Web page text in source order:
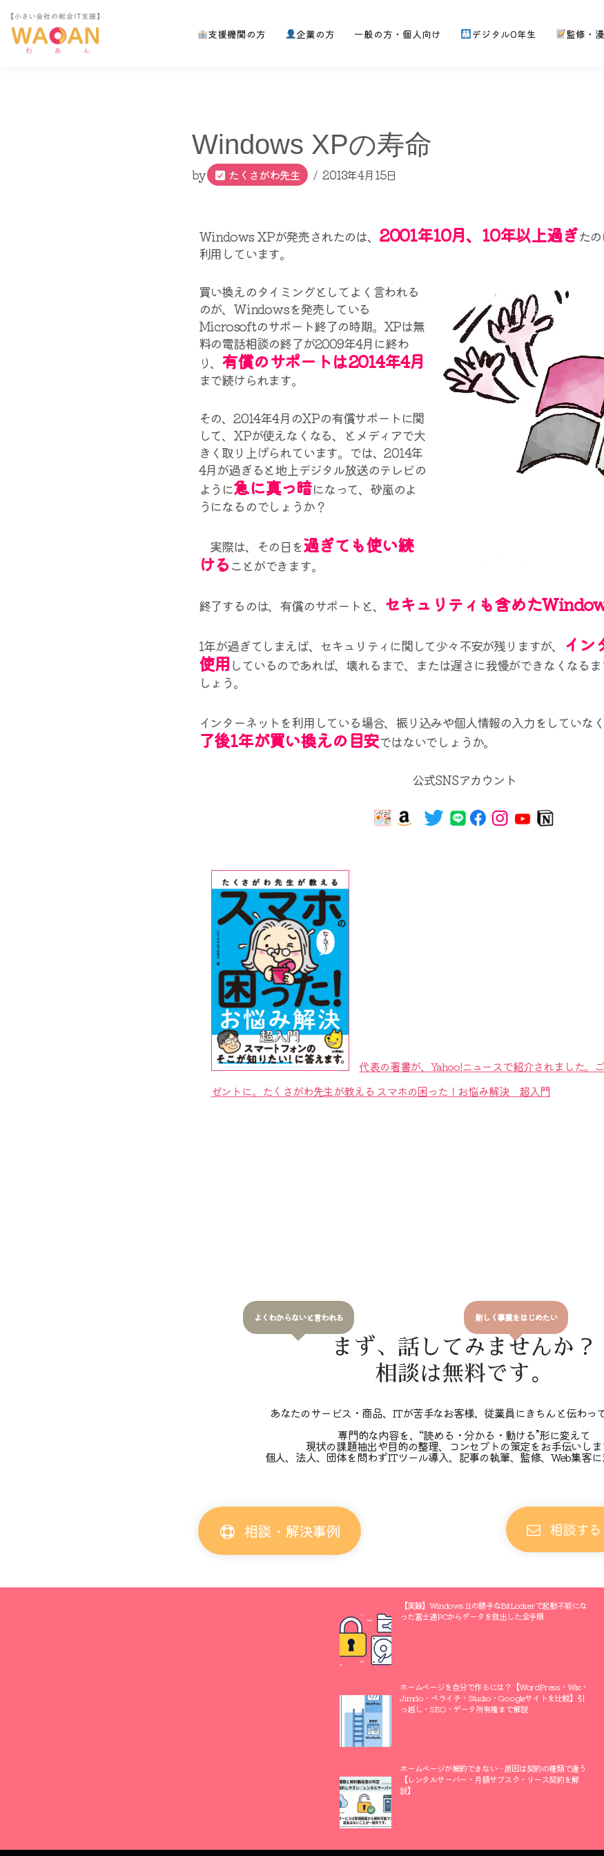
コ
支援機関の方 企業の方 一般の方・個人向け デジタル0年生 監修・
Windows XPの寿命
by たくさがわ先生 2013年4月15日
Windows XPが発売されたのは、 2001年10月、10年以上過ぎた
利用しています。
買い換えのタイミングとしてよく言われる
のが、Windowsを発売している
Microsoftのサポート終了の時期。XPは無
料の電話相談の終了が2009年4月に終わ
り、 有償のサポートは2014年4月
まで続けられます。
その、2014年4月のXPの有償サポートに関
して、XPが使えなくなる、とメディアで大
きく取り上げられています。では、2014年
4月が過ぎると地上デジタル放送のテレビの
ように急に真っ暗になって、砂嵐のよ
うになるのでしょうか？
実際は、その日を過ぎても使い続
けることができます。
終了するのは、有償のサポートと、 セキュリティも含めた
1年が過ぎてしまえば、セキュリティに関して少々不安が残りますが、
イン
使用しているのであれば、壊れるまで、または遅さに我慢ができなくなる
しょう。
インターネットを利用している場合、振り込みや個人情報の入力をしていなく
了後1年が買い換えの目安ではないでしょうか。
公式SNSアカウント
代表の著書が、Yahoo!ニュースで紹介されました。
ゼントに。たくさがわ先生が教える スマホの困った！お悩み解決 超入門
よくわからないと言われる 新しく事業をはじめたい
まず、話してみませんか？
相談は無料です。
あなたのサービス・商品、ITが苦手なお客様、従業員にきちんと伝わっ
専門的な内容を、“読める・分かる・動ける”形に変えて
現状の課題抽出や目的の整理、コンセプトの策定をお手伝いしま
個人、法人、団体を問わずITツール導入、記事の執筆、監修、Web集客に
相談・解決事例 相談す
【実録】Windows 11の勝手なBitLockerで起動不能にな
った富士通PCからデータを救出した全手順
ホームページを自分で作るには？【WordPress・Wix・
Jimdo・ペライチ・Studio・Googleサイトを比較】引
っ越し・SEO・データ所有権まで解説
ホームページが解約できない…原因は契約の種類で違う
【レンタルサーバー・月額サブスク・リース契約を解
説】